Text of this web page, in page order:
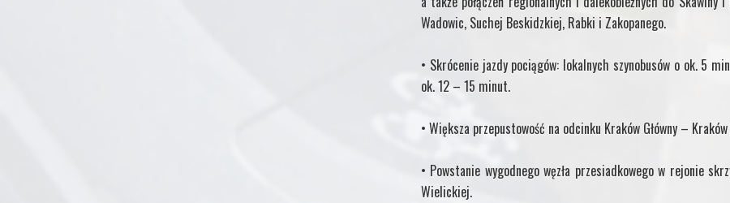
Wadowic, Suchej Beskidzkiej, Rabki i Zakopanego.
• Skrócenie jazdy pociągów: lokalnych szynobusów o ok. 5
ok. 12 – 15 minut.
• Większa przepustowość na odcinku Kraków Główny – Kraków
• Powstanie wygodnego węzła przesiadkowego w rejonie
Wielickiej.